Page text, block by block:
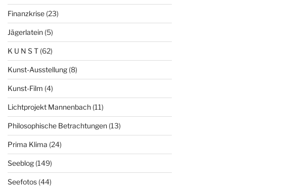
Finanzkrise(23)
Jägerlatein(5)
K U N S T(62)
Kunst-Ausstellung(8)
Kunst-Film (4)
Lichtprojekt Mannenbach(11)
Philosophische Betrachtungen(13)
Prima Klima (24)
Seeblog(149)
Seefotos(44)